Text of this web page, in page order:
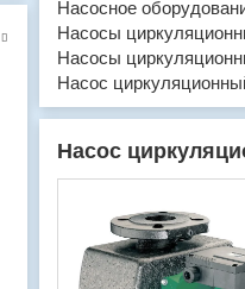
Насосное
Насосы
Насосы
Насос
Насос